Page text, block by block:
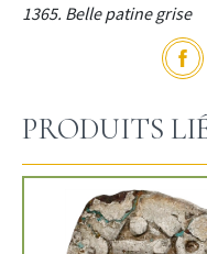
1365. Belle patine grise
PRODUITS